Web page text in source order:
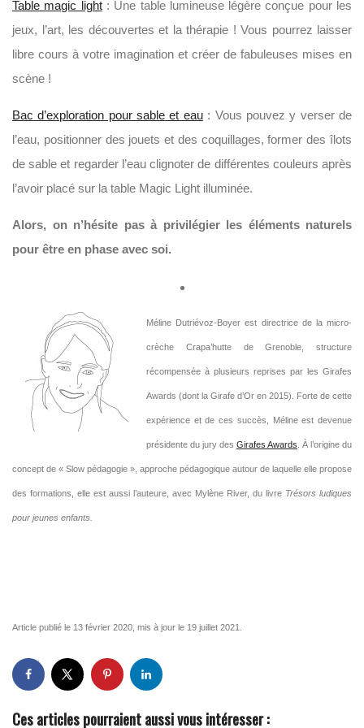
Table magic light: Une table lumineuse légère conçue pour les
jeux, l’art, les découvertes et la thérapie ! Vous pourrez laisser
libre cours à votre imagination et créer de fabuleuses mises en
scène !
Bac d’exploration pour sable et eau: Vous pouvez y verser de
l’eau, positionner des jouets et des coquillages, former des îlots
de sable et regarder l’eau clignoter de différentes couleurs après
l’avoir placé sur la table Magic Light illuminée.
Alors, on n’hésite pas à privilégier les éléments naturels
pour être en phase avec soi.
Méline Dutriévoz-Boyer est directrice de la micro-
crèche Crapa’hutte de Grenoble, structure
récompensée à plusieurs reprises par les Girafes
Awards (dont la Girafe d’Or en 2015). Forte de cette
expérience et de ces succès, Méline est devenue
présidente du jury des Girafes Awards . À l’origine du
concept de « Slow pédagogie », approche pédagogique autour de laquelle elle propose
des formations, elle est aussi l’auteure, avec Mylène River, du livre Trésors ludiques
pour jeunes enfants.
Article publié le 13 février 2020, mis à jour le 19 juillet 2021.
Ces articles pourraient aussi vous intéresser :